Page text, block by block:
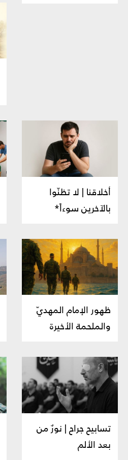
أخلاقنا | لا تظنّوا
بالآخرين سوءاً*
ظهور الإمام المهديّ
والملحمة الأخيرة
تسابيح جراح | نورٌ من
بعد الألم